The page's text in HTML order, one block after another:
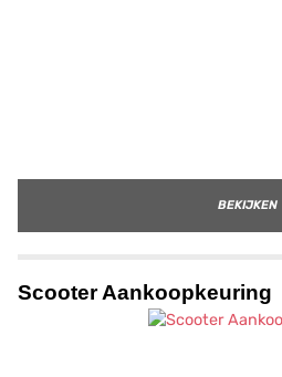
BEKIJKEN
Scooter Aankoopkeuring